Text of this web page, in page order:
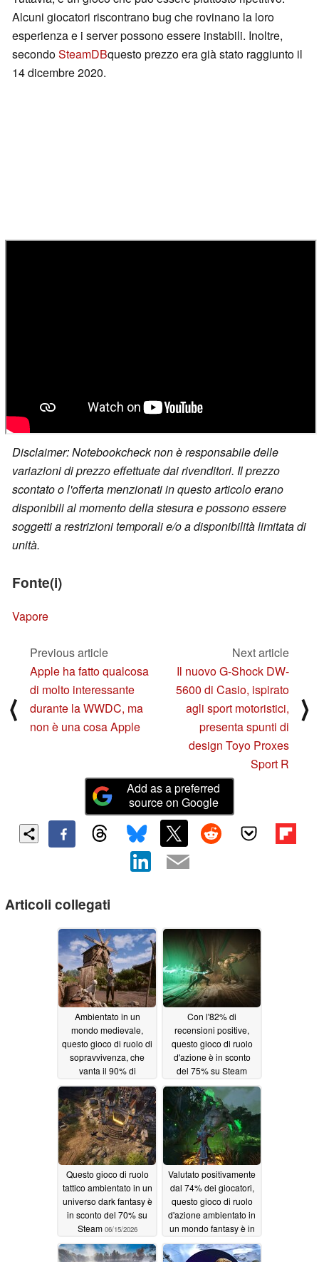
Alcuni giocatori riscontrano bug che rovinano la loro
esperienza e i server possono essere instabili. Inoltre,
secondoSteamDBquesto prezzo era già stato raggiunto il
14 dicembre 2020.
Disclaimer: Notebookcheck non è responsabile delle
variazioni di prezzo effettuate dai rivenditori. Il prezzo
scontato o l'offerta menzionati in questo articolo erano
disponibili al momento della stesura e possono essere
soggetti a restrizioni temporali e/o a disponibilità limitata di
unità.
Fonte(i)
Vapore
⟨
Previous article
Apple ha fatto qualcosa
di molto interessante
durante la WWDC, ma
non è una cosa Apple
Next article
Il nuovo G-Shock DW-
5600 di Casio, ispirato
agli sport motoristici,
presenta spunti di
design Toyo Proxes
Sport R
⟩
Add as a preferred
source on Google
Articoli collegati
Ambientato in un
mondo medievale,
questo gioco di ruolo di
sopravvivenza, che
vanta il 90% di
recensioni positive, è
attualmente in offerta
su Steam con uno
sconto del 50%
06/18/2026
Con l'82% di
recensioni positive,
questo gioco di ruolo
d'azione è in sconto
del 75% su Steam
06/16/2026
Questo gioco di ruolo
tattico ambientato in un
universo dark fantasy è
in sconto del 70% su
Steam 06/15/2026
Valutato positivamente
dal 74% dei giocatori,
questo gioco di ruolo
d'azione ambientato in
un mondo fantasy è in
sconto dell'85% su
Steam
06/14/2026